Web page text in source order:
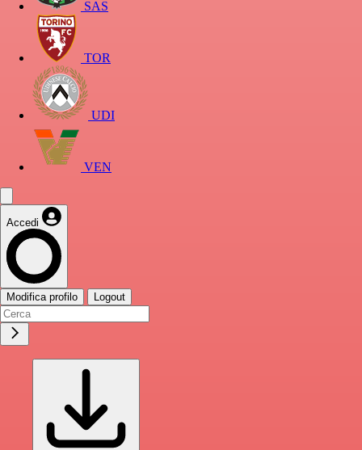
SAS
TOR
UDI
VEN
Accedi
Modifica profilo Logout